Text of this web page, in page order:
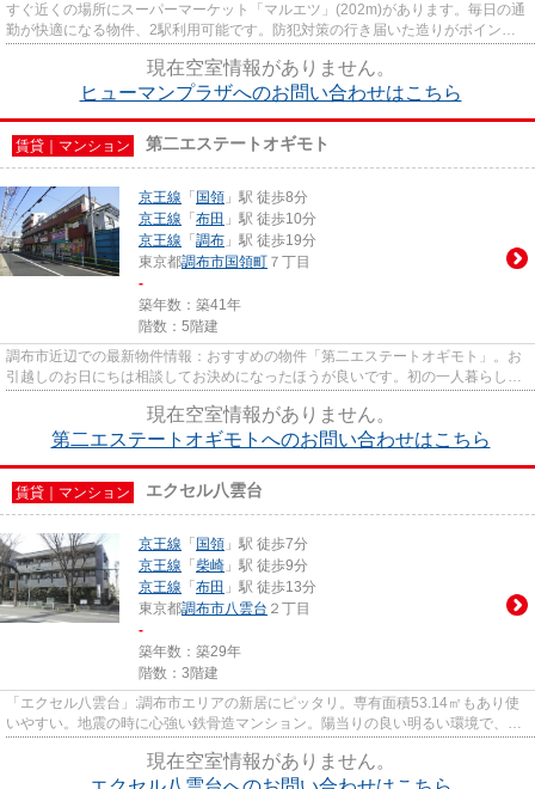
すぐ近くの場所にスーパーマーケット「マルエツ」(202m)があります。毎日の通
勤が快適になる物件、2駅利用可能です。防犯対策の行き届いた造りがポイン
現在空室情報がありません。
ヒューマンプラザへのお問い合わせはこちら
賃貸｜マンション 第二エステートオギモト
京王線 「 国領 」駅 徒歩8分
京王線 「 布田 」駅 徒歩10分
京王線 「 調布 」駅 徒歩19分
東京都調布市国領町 ７丁目
-
築年数：築41年
階数：5階建
調布市近辺での最新物件情報：おすすめの物件「第二エステートオギモト」。お
引越しのお日にちは相談してお決めになったほうが良いです。初の一人暮らしを
現在空室情報がありません。
第二エステートオギモトへのお問い合わせはこちら
賃貸｜マンション エクセル八雲台
京王線 「 国領 」駅 徒歩7分
京王線 「 柴崎 」駅 徒歩9分
京王線 「 布田 」駅 徒歩13分
東京都調布市八雲台 ２丁目
-
築年数：築29年
階数：3階建
「エクセル八雲台」:調布市エリアの新居にピッタリ。専有面積53.14㎡もあり使
いやすい。地震の時に心強い鉄骨造マンション。陽当りの良い明るい環境で、気
現在空室情報がありません。